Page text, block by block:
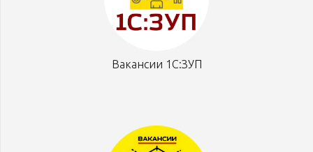
Вакансии 1С:ЗУП